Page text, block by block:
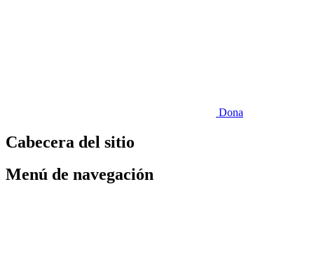
Dona
Cabecera del sitio
Menú de navegación